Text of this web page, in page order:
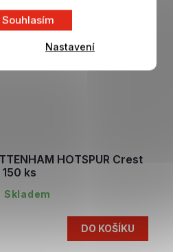
Souhlasím
Nastavení
HOTSPUR Crest
150 ks
Skladem
DO KOŠÍKU